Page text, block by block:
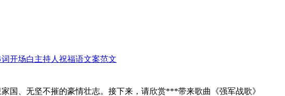
开场白主持人 祝福语文案范文
国、无坚不摧的豪情壮志。接下来，请欣赏***带来歌曲《强军战歌》